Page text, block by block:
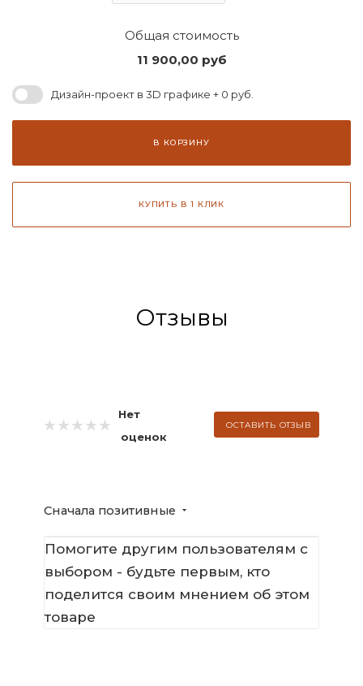
Общая стоимость
11 900,00 руб
Дизайн-проект в 3D графике + 0 руб.
В КОРЗИНУ
КУПИТЬ В 1 КЛИК
Отзывы
Нет
оценок
ОСТАВИТЬ ОТЗЫВ
Сначала позитивные
Помогите другим пользователям с
выбором - будьте первым, кто
поделится своим мнением об этом
товаре